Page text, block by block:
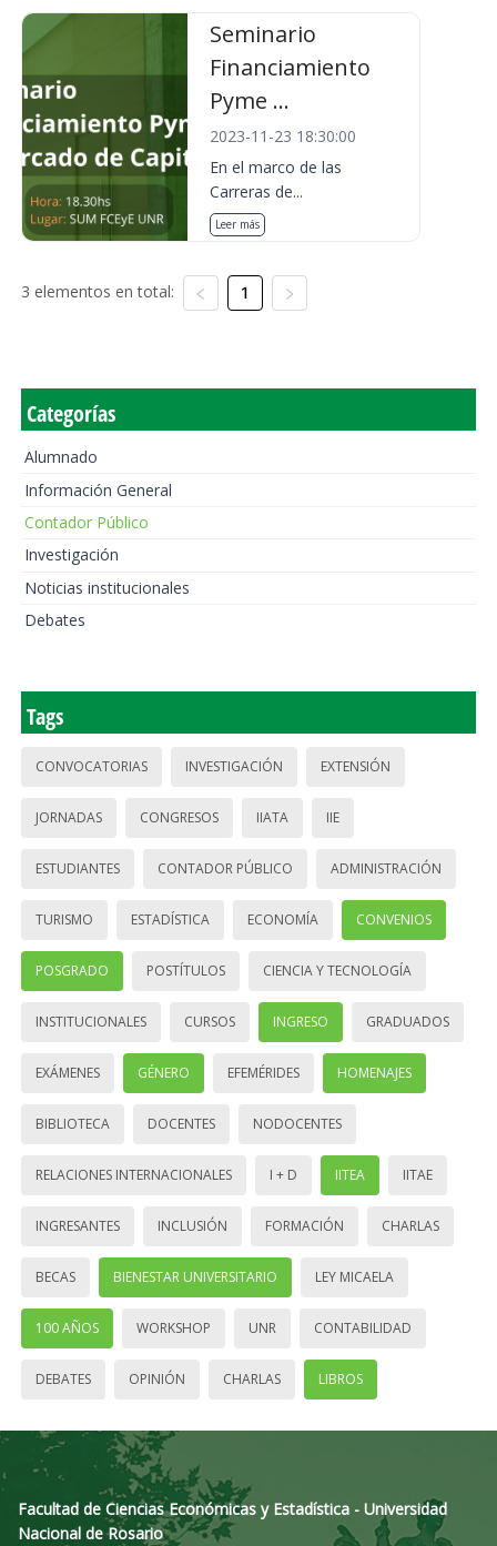
Seminario
Financiamiento
Pyme ...
2023-11-23 18:30:00
En el marco de las
Carreras de...
Leer más
3 elementos en total: 1
Categorías
Alumnado
Información General
Contador Público
Investigación
Noticias institucionales
Debates
Tags
CONVOCATORIAS INVESTIGACIÓN EXTENSIÓN
JORNADAS CONGRESOS IIATA IIE
ESTUDIANTES CONTADOR PÚBLICO ADMINISTRACIÓN
TURISMO ESTADÍSTICA ECONOMÍA CONVENIOS
POSGRADO POSTÍTULOS CIENCIA Y TECNOLOGÍA
INSTITUCIONALES CURSOS INGRESO GRADUADOS
EXÁMENES GÉNERO EFEMÉRIDES HOMENAJES
BIBLIOTECA DOCENTES NODOCENTES
RELACIONES INTERNACIONALES I + D IITEA IITAE
INGRESANTES INCLUSIÓN FORMACIÓN CHARLAS
BECAS BIENESTAR UNIVERSITARIO LEY MICAELA
100 AÑOS WORKSHOP UNR CONTABILIDAD
DEBATES OPINIÓN CHARLAS LIBROS
Facultad de Ciencias Económicas y Estadística - Universidad
Nacional de Rosario